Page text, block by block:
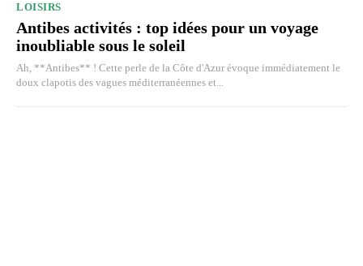
LOISIRS
Antibes activités : top idées pour un voyage
inoubliable sous le soleil
Ah, **Antibes** ! Cette perle de la Côte d'Azur évoque immédiatement le
doux clapotis des vagues méditerranéennes et...